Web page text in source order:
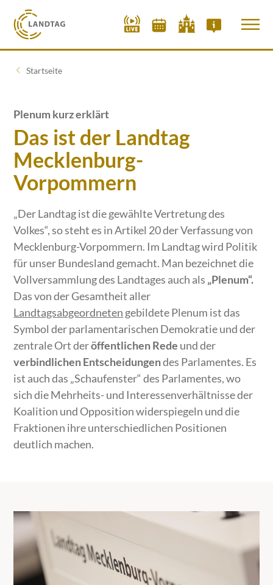
Startseite
Plenum kurz erklärt
Das ist der Landtag
Mecklenburg-
Vorpommern
„Der Landtag ist die gewählte Vertretung des
Volkes“, so steht es in Artikel 20 der Verfassung von
Mecklenburg-Vorpommern. Im Landtag wird Politik
für unser Bundesland gemacht. Man bezeichnet die
Vollversammlung des Landtages auch als „Plenum“.
Das von der Gesamtheit aller
Landtagsabgeordneten gebildete Plenum ist das
Symbol der parlamentarischen Demokratie und der
zentrale Ort deröffentlichen Rede und der
verbindlichen Entscheidungendes Parlamentes. Es
ist auch das „Schaufenster“ des Parlamentes, wo
sich die Mehrheits- und Interessenverhältnisse der
Koalition und Opposition widerspiegeln und die
Fraktionen ihre unterschiedlichen Positionen
deutlich machen.